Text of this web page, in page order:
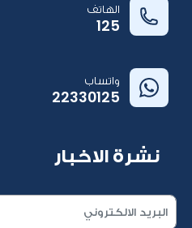
الهاتف
125
واتساب
22330125
نشرة الاخبار